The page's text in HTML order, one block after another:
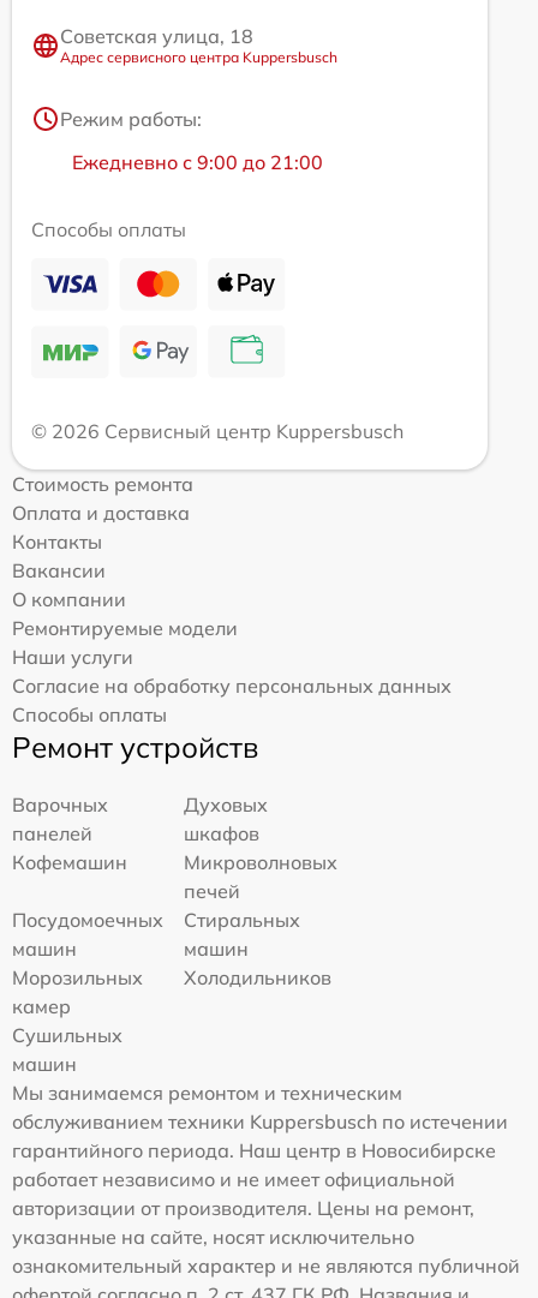
Советская улица, 18
Адрес сервисного центра Kuppersbusch
Режим работы:
Ежедневно с 9:00 до 21:00
Способы оплаты
© 2026 Сервисный центр Kuppersbusch
Стоимость ремонта
Оплата и доставка
Контакты
Вакансии
О компании
Ремонтируемые модели
Наши услуги
Согласие на обработку персональных данных
Способы оплаты
Ремонт устройств
Варочных
панелей
Духовых
шкафов
Кофемашин
Микроволновых
печей
Посудомоечных
машин
Стиральных
машин
Морозильных
камер
Холодильников
Сушильных
машин
Мы занимаемся ремонтом и техническим
обслуживанием техники Kuppersbusch по истечении
гарантийного периода. Наш центр в Новосибирске
работает независимо и не имеет официальной
авторизации от производителя. Цены на ремонт,
указанные на сайте, носят исключительно
ознакомительный характер и не являются публичной